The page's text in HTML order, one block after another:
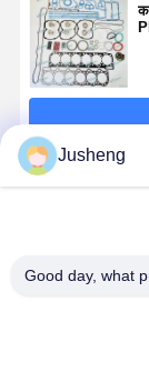
Jusheng
Good day, what